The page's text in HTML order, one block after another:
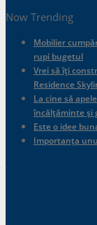
Now Trending
Mobilier
rupi bugetul
Vrei să îți
Residence
La cine să
încălțăminte și
Este o idee
Importanța
.